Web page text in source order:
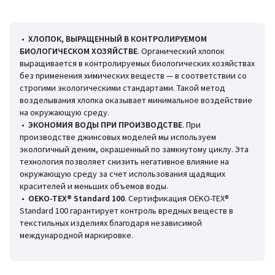
• 1 нагрудный карман с клапаном
• Два кармана сзади
Параметры изделия для размера 38/M (FR)
• Длина по внутреннему шву: 80 см
• Ширина по низу брючин: 26,5 см
Состав и уход
• 100% хлопок
• Машинная стирка при 40 °С
• Гладить при умеренной температуре, отбеливание запрещено
• Машинная сушка на умеренном режиме
• Химчистка запрещена
Информация об экологических качествах и характеристиках
товара
• Происхождение производства (ткачество, окрашивание,
• ХЛОПОК, ВЫРАЩЕННЫЙ В КОНТРОЛИРУЕМОМ
БИОЛОГИЧЕСКОМ ХОЗЯЙСТВЕ. Органический хлопок
выращивается в контролируемых биологических хозяйствах
без применения химических веществ — в соответствии со
строгими экологическими стандартами. Такой метод
возделывания хлопка оказывает минимальное воздействие
на окружающую среду.
• ЭКОНОМИЯ ВОДЫ ПРИ ПРОИЗВОДСТВЕ. При
производстве джинсовых моделей мы используем
экологичный деним, окрашенный по замкнутому циклу. Эта
технология позволяет снизить негативное влияние на
окружающую среду за счет использования щадящих
красителей и меньших объемов воды.
• OEKO-TEX® Standard 100. Сертификация OEKO-TEX®
Standard 100 гарантирует контроль вредных веществ в
текстильных изделиях благодаря независимой
международной маркировке.